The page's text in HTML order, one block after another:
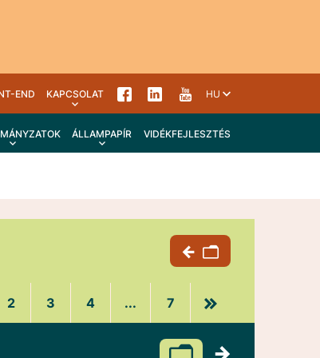
END KAPCSOLAT HU
ÁLLAMPAPÍR VIDÉKFEJLESZTÉS
2 3 4 ... 7